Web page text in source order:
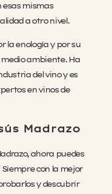
esas mismas
a otro nivel.
la enología y por su
ambiente. Ha
del vino y es
en vinos de
Madrazo
ahora puedes
con la mejor
y descubrir